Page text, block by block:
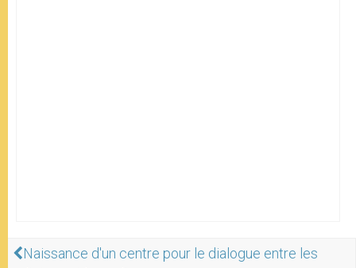
Naissance d'un centre pour le dialogue entre les